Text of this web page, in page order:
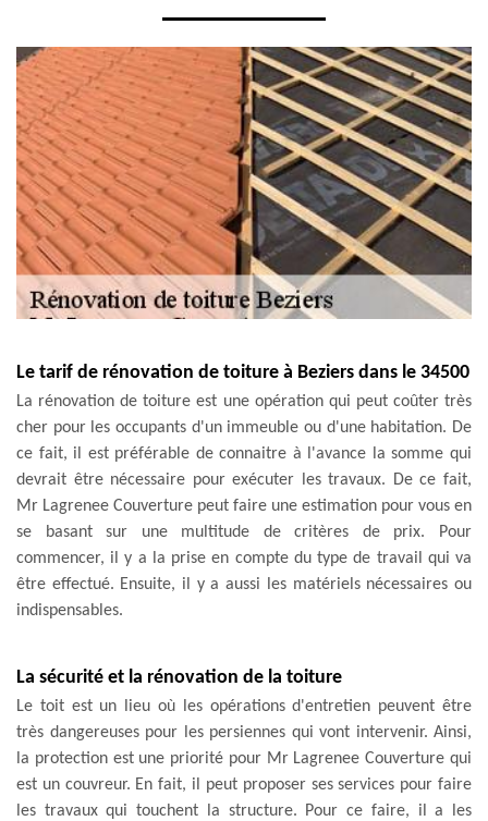
Le tarif de rénovation de toiture à Beziers dans le 34500
La rénovation de toiture est une opération qui peut coûter très
cher pour les occupants d'un immeuble ou d'une habitation. De
ce fait, il est préférable de connaitre à l'avance la somme qui
devrait être nécessaire pour exécuter les travaux. De ce fait,
Mr Lagrenee Couverture peut faire une estimation pour vous en
se basant sur une multitude de critères de prix. Pour
commencer, il y a la prise en compte du type de travail qui va
être effectué. Ensuite, il y a aussi les matériels nécessaires ou
indispensables.
La sécurité et la rénovation de la toiture
Le toit est un lieu où les opérations d'entretien peuvent être
très dangereuses pour les persiennes qui vont intervenir. Ainsi,
la protection est une priorité pour Mr Lagrenee Couverture qui
est un couvreur. En fait, il peut proposer ses services pour faire
les travaux qui touchent la structure. Pour ce faire, il a les